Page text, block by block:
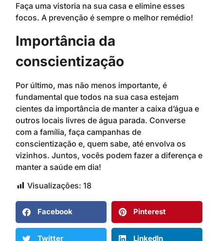
Faça uma vistoria na sua casa e elimine esses
focos. A prevenção é sempre o melhor remédio!
Importância da
conscientização
Por último, mas não menos importante, é
fundamental que todos na sua casa estejam
cientes da importância de manter a caixa d’água e
outros locais livres de água parada. Converse
com a família, faça campanhas de
conscientização e, quem sabe, até envolva os
vizinhos. Juntos, vocês podem fazer a diferença e
manter a saúde em dia!
Visualizações: 18
Facebook Pinterest
Twitter LinkedIn